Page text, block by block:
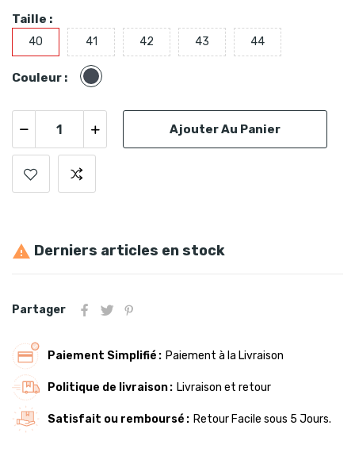
Taille :
40 41 42 43 44
Couleur : Noir
Ajouter Au Panier
 Derniers articles en stock
Partager
Paiement Simplifié Paiement à la Livraison
Politique de livraison Livraison et retour
Satisfait ou remboursé Retour Facile sous 5 Jours.